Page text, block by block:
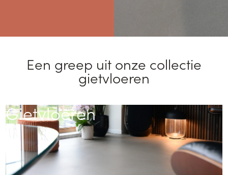
Een greep uit onze collectie
gietvloeren
Gietvloeren